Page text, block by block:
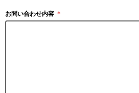
お問い合わせ内容 ＊